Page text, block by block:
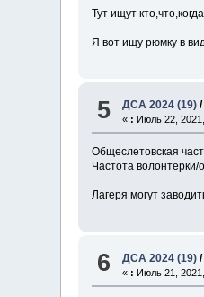
Тут ищут
Я вот ищу рюмку в
5 ДСА 2024 (19) /
« : Июль 22,
Общеслетовская
Частота волонтерки/
Лагеря могут
6 ДСА 2024 (19)
« : Июль 21,